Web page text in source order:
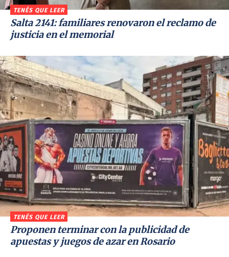
TENÉS QUE LEER
Salta 2141: familiares renovaron el reclamo de
justicia en el memorial
TENÉS QUE LEER
Proponen terminar con la publicidad de
apuestas y juegos de azar en Rosario